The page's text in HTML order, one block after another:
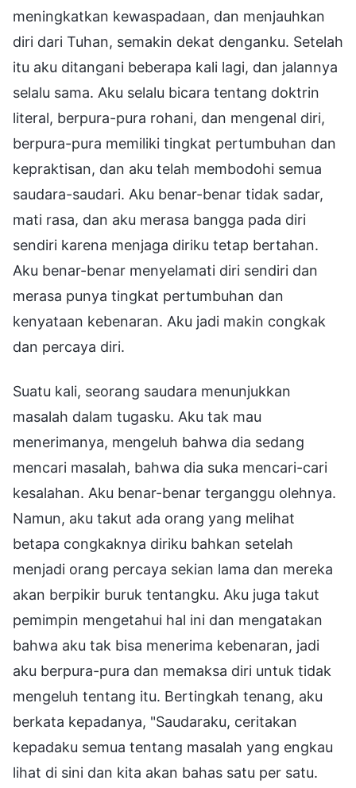
meningkatkan kewaspadaan, dan menjauhkan
diri dari Tuhan, semakin dekat denganku. Setelah
itu aku ditangani beberapa kali lagi, dan jalannya
selalu sama. Aku selalu bicara tentang doktrin
literal, berpura-pura rohani, dan mengenal diri,
berpura-pura memiliki tingkat pertumbuhan dan
kepraktisan, dan aku telah membodohi semua
saudara-saudari. Aku benar-benar tidak sadar,
mati rasa, dan aku merasa bangga pada diri
sendiri karena menjaga diriku tetap bertahan.
Aku benar-benar menyelamati diri sendiri dan
merasa punya tingkat pertumbuhan dan
kenyataan kebenaran. Aku jadi makin congkak
dan percaya diri.
Suatu kali, seorang saudara menunjukkan
masalah dalam tugasku. Aku tak mau
menerimanya, mengeluh bahwa dia sedang
mencari masalah, bahwa dia suka mencari-cari
kesalahan. Aku benar-benar terganggu olehnya.
Namun, aku takut ada orang yang melihat
betapa congkaknya diriku bahkan setelah
menjadi orang percaya sekian lama dan mereka
akan berpikir buruk tentangku. Aku juga takut
pemimpin mengetahui hal ini dan mengatakan
bahwa aku tak bisa menerima kebenaran, jadi
aku berpura-pura dan memaksa diri untuk tidak
mengeluh tentang itu. Bertingkah tenang, aku
berkata kepadanya, "Saudaraku, ceritakan
kepadaku semua tentang masalah yang engkau
lihat di sini dan kita akan bahas satu per satu.